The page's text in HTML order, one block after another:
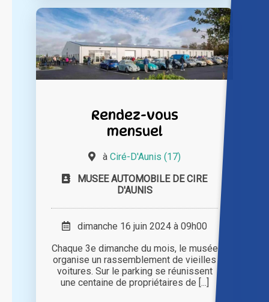
Rendez-vous
mensuel
à Ciré-D'Aunis (17)
MUSEE AUTOMOBILE DE CIRE
D'AUNIS
dimanche 16 juin 2024 à 09h00
Chaque 3e dimanche du mois, le musée
organise un rassemblement de vieilles
voitures. Sur le parking se réunissent
une centaine de propriétaires de [...]